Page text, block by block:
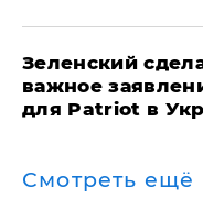
Зеленский
важное
для Patriot в
Смотреть ещё